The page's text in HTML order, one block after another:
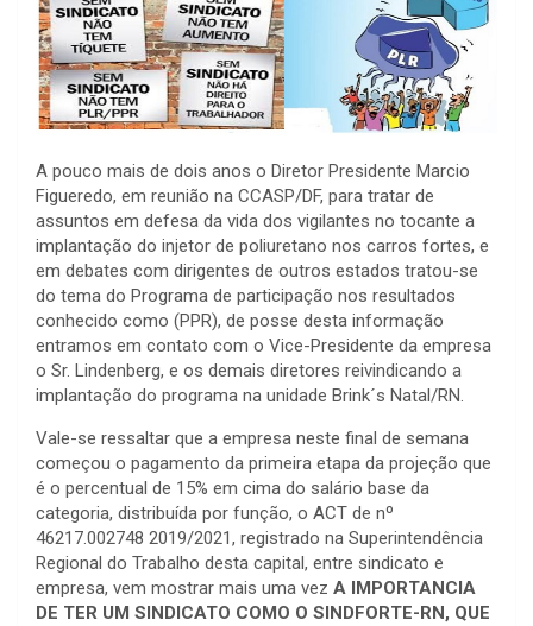
A pouco mais de dois anos o Diretor Presidente Marcio
Figueredo, em reunião na CCASP/DF, para tratar de
assuntos em defesa da vida dos vigilantes no tocante a
implantação do injetor de poliuretano nos carros fortes, e
em debates com dirigentes de outros estados tratou-se
do tema do Programa de participação nos resultados
conhecido como (PPR), de posse desta informação
entramos em contato com o Vice-Presidente da empresa
o Sr. Lindenberg, e os demais diretores reivindicando a
implantação do programa na unidade Brink´s Natal/RN.
Vale-se ressaltar que a empresa neste final de semana
começou o pagamento da primeira etapa da projeção que
é o percentual de 15% em cima do salário base da
categoria, distribuída por função, o ACT de nº
46217.002748 2019/2021, registrado na Superintendência
Regional do Trabalho desta capital, entre sindicato e
empresa, vem mostrar mais uma vez A IMPORTANCIA
DE TER UM SINDICATO COMO O SINDFORTE-RN, QUE